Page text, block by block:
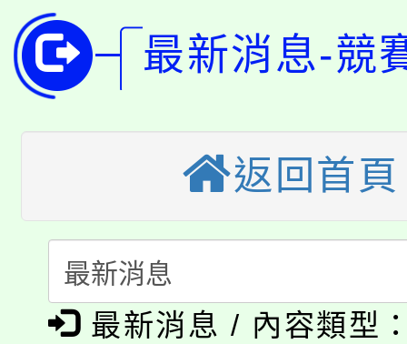
開!
115年桃園市運動會8/
田徑場及游泳池舉行。
桃園市低收入戶享有免
視費優惠，中低收入戶
半價優惠，詳情可洽有
者。
大園自造教育及科技中
份教師增能研習
大溪自造教育及科技
份教師研習
淨零綠生活教案入校路
會
115年食農教育專業人
程
「本色祭」8/29、30在
最新消息-競
返回首頁
最新消息 / 內容類型